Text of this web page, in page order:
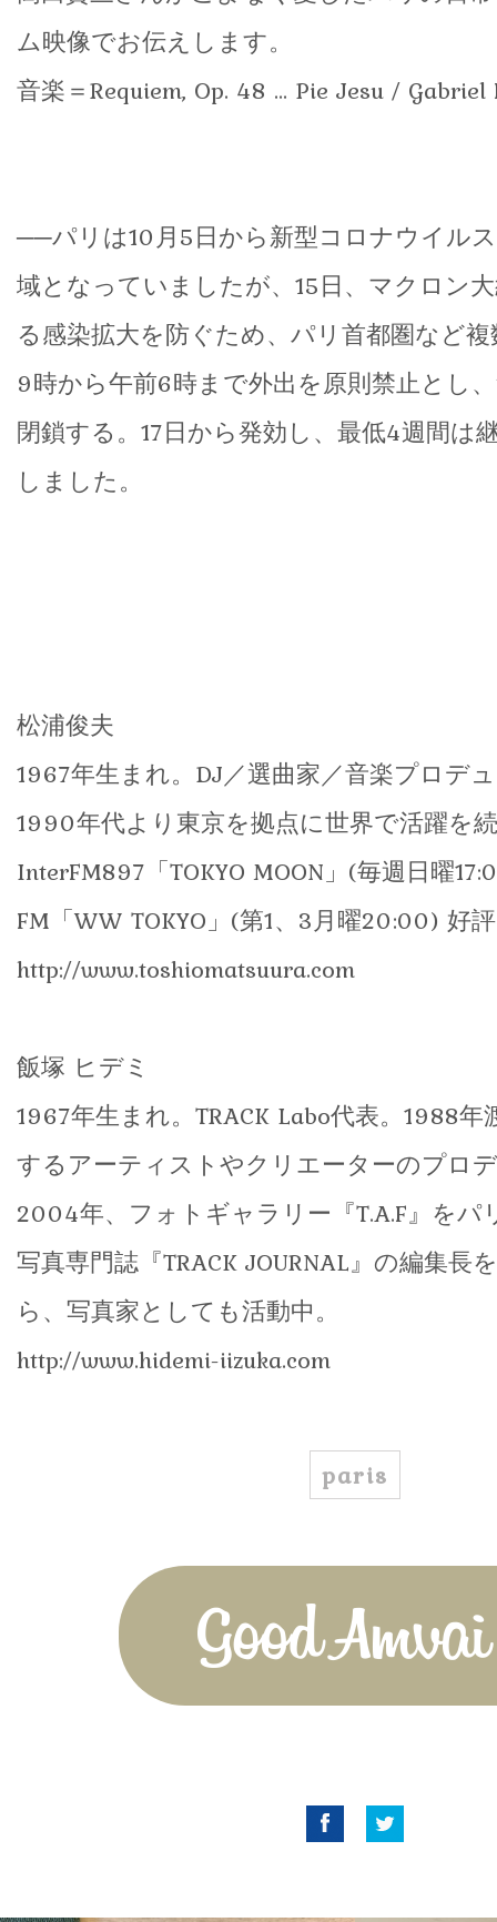
ム映像でお伝えします。
音楽＝Requiem, Op. 48 ... Pie Jesu / Gabriel
──パリは10月5日から新型コロナウイル
域となっていましたが、15日、マクロン
る感染拡大を防ぐため、パリ首都圏など
9時から午前6時まで外出を原則禁止とし
閉鎖する。17日から発効し、最低4週間は
しました。
松浦俊夫
1967年生まれ。DJ／選曲家／音楽プロデ
1990年代より東京を拠点に世界で活躍を
InterFM897「TOKYO MOON」(毎週日曜
FM「WW TOKYO」(第1、3月曜20:00) 好
http://www.toshiomatsuura.com
飯塚 ヒデミ
1967年生まれ。TRACK Labo代表。1988年
するアーティストやクリエーターのプロ
2004年、フォトギャラリー『T.A.F』をパ
写真専門誌『TRACK JOURNAL』の編集長
ら、写真家としても活動中。
http://www.hidemi-iizuka.com
paris